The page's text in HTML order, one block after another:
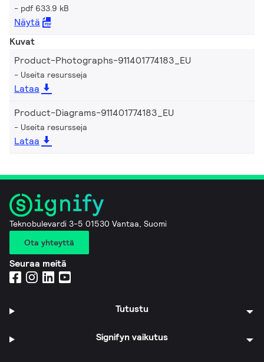
pdf 633.9 kB
Näytä
Kuvat
Product-Photographs-911401774183_EU
Useita resursseja
Lataa
Product-Diagrams-911401774183_EU
Useita resursseja
Lataa
Teknobulevardi 3-5 01530 Vantaa, Suomi
Ota yhteyttä
Seuraa meitä
Tutustu
Signifyn vaikutus